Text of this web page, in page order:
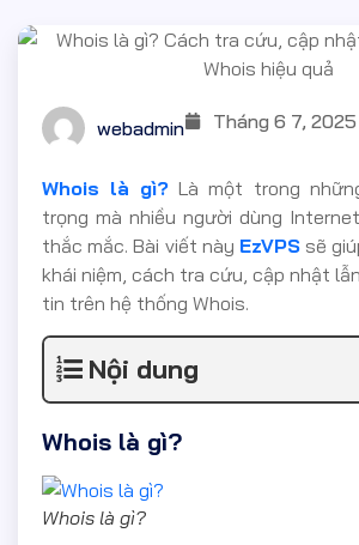
webadmin Tháng 6 7, 2025
Whois là gì? Là một trong
trọng mà nhiều người dùng
thắc mắc. Bài viết này EzVPS sẽ
khái niệm, cách tra cứu, cập nhật
tin trên hệ thống Whois.
Nội dung
Whois là gì?
Whois là gì?